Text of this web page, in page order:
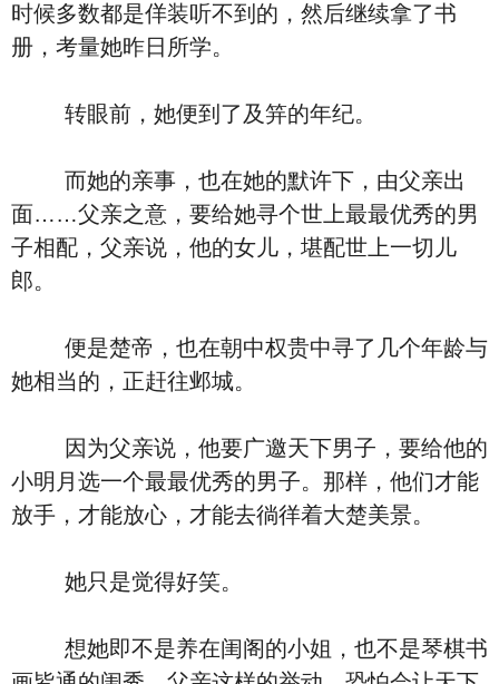
时候多数都是佯装听不到的，然后继续拿了书
册，考量她昨日所学。
转眼前，她便到了及笄的年纪。
而她的亲事，也在她的默许下，由父亲出
面……父亲之意，要给她寻个世上最最优秀的男
子相配，父亲说，他的女儿，堪配世上一切儿
郎。
便是楚帝，也在朝中权贵中寻了几个年龄与
她相当的，正赶往邺城。
因为父亲说，他要广邀天下男子，要给他的
小明月选一个最最优秀的男子。那样，他们才能
放手，才能放心，才能去徜徉着大楚美景。
她只是觉得好笑。
想她即不是养在闺阁的小姐，也不是琴棋书